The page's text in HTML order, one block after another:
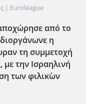
| Euroleague
από το
η
τη συμμετοχή
την Ισραηλινή
των φιλικ΄ων